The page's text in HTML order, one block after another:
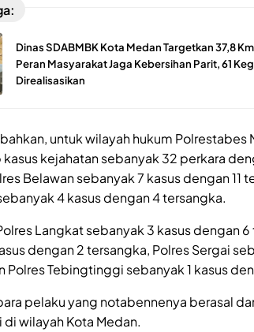
Dinas SDABMBK Kota Medan Targetkan 37,8
Peran Masyarakat Jaga Kebersihan Parit, 61
Direalisasikan
untuk wilayah hukum
kejahatan sebanyak 32 perkara
Belawan sebanyak 7 kasus dengan 11
4 kasus dengan 4 tersangka.
Langkat sebanyak 3 kasus dengan
dengan 2 tersangka, Polres Sergai
Polres Tebingtinggi sebanyak 1 kasus
pelaku yang notabennenya berasal
di wilayah Kota Medan.